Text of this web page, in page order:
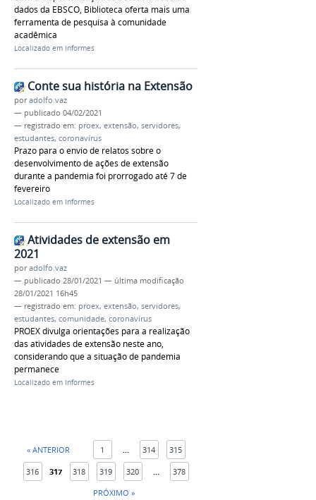
dados da EBSCO, Biblioteca oferta mais uma
ferramenta de pesquisa à comunidade
acadêmica
Localizado em Informes
Conte sua história na Extensão
poradolfo.vaz
— publicado 04/02/2021
— registrado em: proex, extensão, servidores,
estudantes, coronavírus
Prazo para o envio de relatos sobre o
desenvolvimento de ações de extensão
durante a pandemia foi prorrogado até 7 de
fevereiro
Localizado em Informes
Atividades de extensão em
2021
poradolfo.vaz
— publicado 28/01/2021 — última modificação
28/01/2021 16h45
— registrado em: proex, extensão, servidores,
estudantes, comunidade, coronavírus
PROEX divulga orientações para a realização
das atividades de extensão neste ano,
considerando que a situação de pandemia
permanece
Localizado em Informes
« ANTERIOR 1 314 315
316 317 318 319 320
378
PRÓXIMO »